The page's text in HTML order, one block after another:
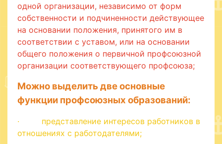
одной организации, независимо от форм
собственности и подчиненности действующее
на основании положения, принятого им в
соответствии с уставом, или на основании
общего положения о первичной профсоюзной
организации соответствующего профсоюза;
Можно выделить две основные
функции профсоюзных образований:
· представление интересов работников в
отношениях с работодателями;